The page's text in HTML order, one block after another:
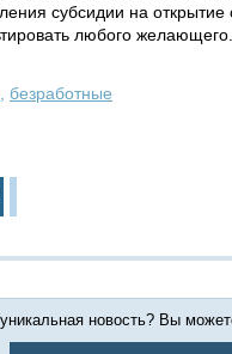
субсидии на
любого желающего.
безработные
новость? Вы